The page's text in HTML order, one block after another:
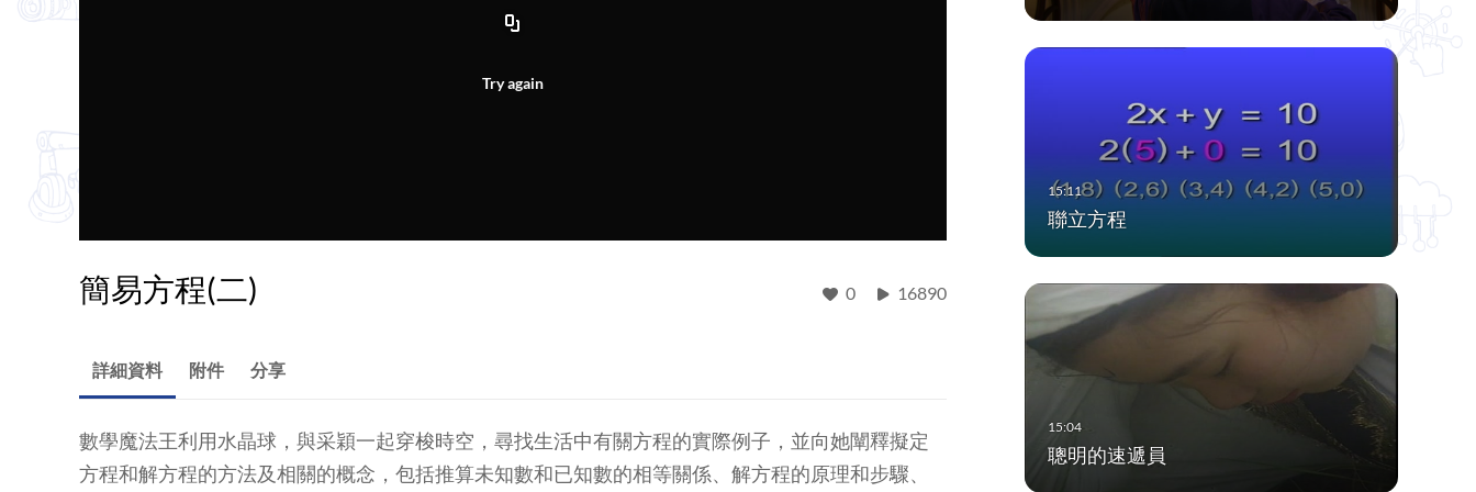
Try again
簡易方程(二) 0 16890
聯立方程
聰明的速遞員
詳細資料 附件 分享
數學魔法王利用水晶球，與采穎一起穿梭時空，尋找生活中有關方程的實際例子，並向她闡釋擬定
方程和解方程的方法及相關的概念，包括推算未知數和已知數的相等關係、解方程的原理和步驟、